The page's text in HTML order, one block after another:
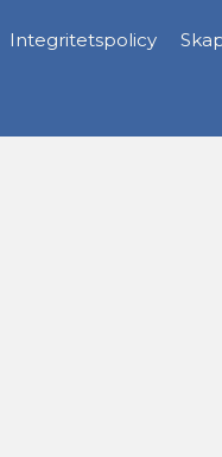
Integritetspolicy